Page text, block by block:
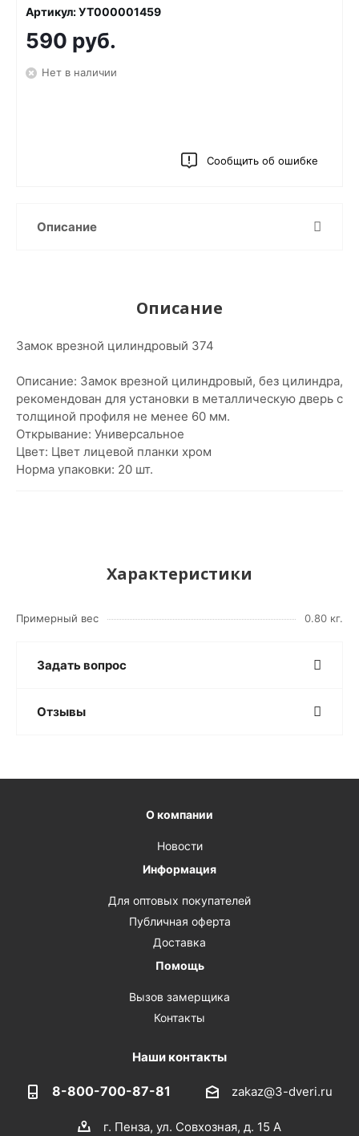
Артикул: УТ000001459
590 руб.
Нет в наличии
Сообщить об ошибке
Описание
Описание
Замок врезной цилиндровый 374
Описание: Замок врезной цилиндровый, без цилиндра,
рекомендован для установки в металлическую дверь с
толщиной профиля не менее 60 мм.
Открывание: Универсальное
Цвет: Цвет лицевой планки хром
Норма упаковки: 20 шт.
Характеристики
Примерный вес 0.80 кг.
Задать вопрос
Отзывы
О компании
Новости
Информация
Для оптовых покупателей
Публичная оферта
Доставка
Помощь
Вызов замерщика
Контакты
Наши контакты
8-800-700-87-81 zakaz@3-dveri.ru
г. Пенза, ул. Совхозная, д. 15 А